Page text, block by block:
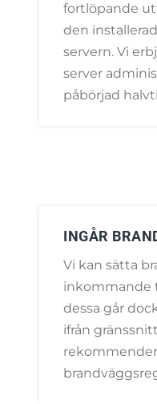
fortlöpande
den
servern. Vi
server
påbörjad
INGÅR
Vi kan sätta
inkommande
dessa går
ifrån